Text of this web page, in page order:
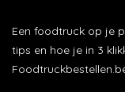
Een foodtruck op je
tips en hoe je in 3